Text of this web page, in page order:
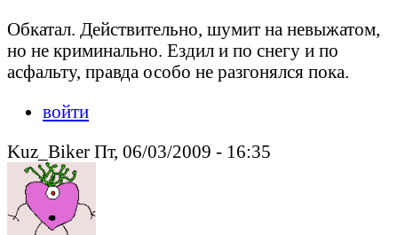
Обкатал. Действительно, шумит на невыжатом,
но не криминально. Ездил и по снегу и по
асфальту, правда особо не разгонялся пока.
войти
Kuz_Biker Пт, 06/03/2009 - 16:35